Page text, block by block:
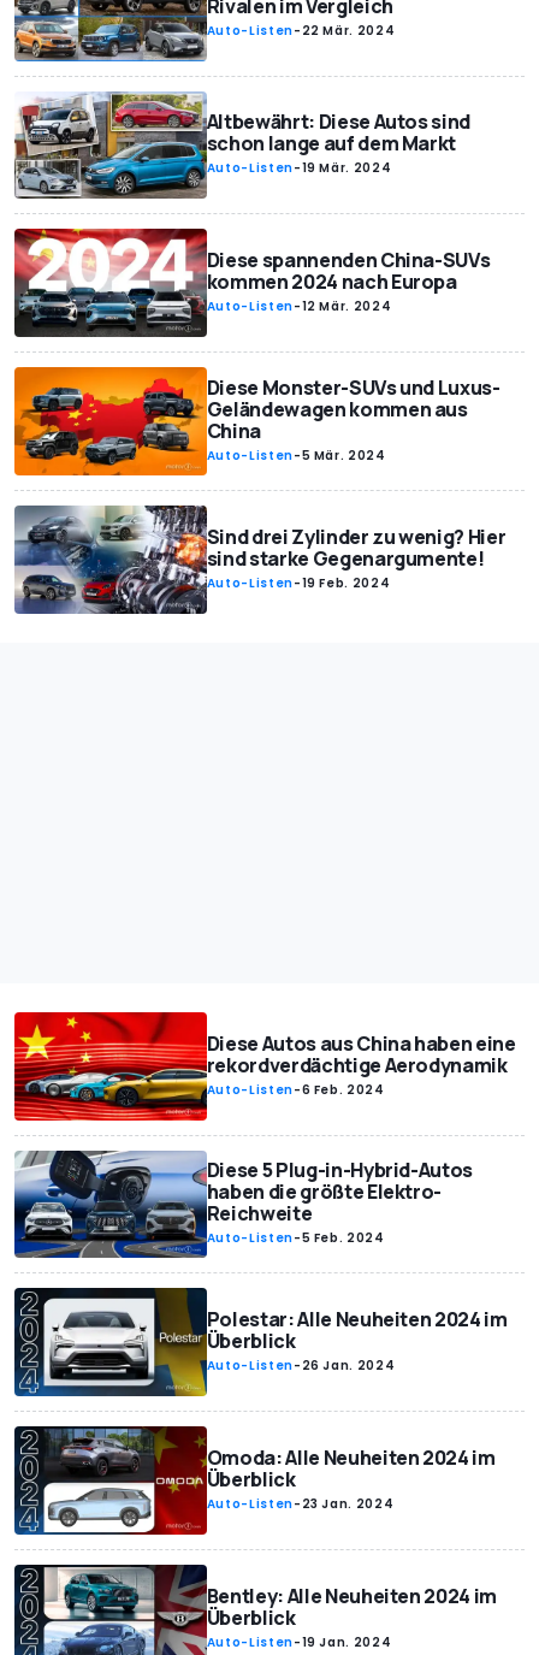
Rivalen im Vergleich
Auto-Listen- 22 Mär. 2024
Altbewährt: Diese Autos sind
schon lange auf dem Markt
Auto-Listen-19 Mär. 2024
Diese spannenden China-SUVs
kommen 2024 nach Europa
Auto-Listen-12 Mär. 2024
Diese Monster-SUVs und Luxus-
Geländewagen kommen aus
China
Auto-Listen-5 Mär. 2024
Sind drei Zylinder zu wenig? Hier
sind starke Gegenargumente!
Auto-Listen-19 Feb. 2024
Diese Autos aus China haben eine
rekordverdächtige Aerodynamik
Auto-Listen-6 Feb. 2024
Diese 5 Plug-in-Hybrid-Autos
haben die größte Elektro-
Reichweite
Auto-Listen-5 Feb. 2024
Polestar: Alle Neuheiten 2024 im
Überblick
Auto-Listen- 26 Jan. 2024
Omoda: Alle Neuheiten 2024 im
Überblick
Auto-Listen- 23 Jan. 2024
Bentley: Alle Neuheiten 2024 im
Überblick
Auto-Listen-19 Jan. 2024